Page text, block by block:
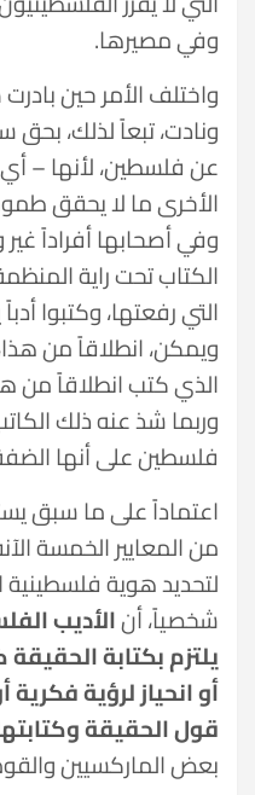
وفي مصيرها.
واختلف الأمر حين بادرت
ونادت، تبعاً لذلك،
عن فلسطين، لأنها –
الأخرى ما لا يحقق
وفي أصحابها أفراداً
الكتاب تحت راية
التي رفعتها، وكتبوا
ويمكن، انطلاقاً من
الذي كتب انطلاقاً من
وربما شذ عنه ذلك
فلسطين على أنها
اعتماداً على ما سبق
من المعايير الخمسة
لتحديد هوية فلسطينية
شخصياً، أنالأديب
يلتزم بكتابة
أو انحياز لرؤية
قول الحقيقة
بعض الماركسيين